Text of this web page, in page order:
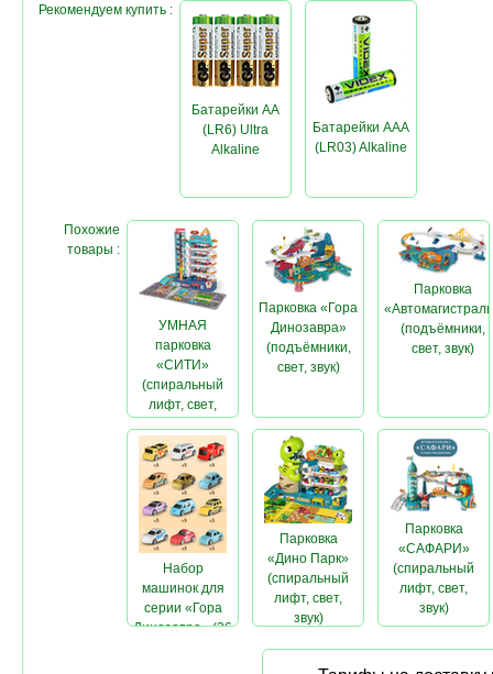
Рекомендуем купить :
Батарейки AA
(LR6) Ultra
Alkaline
Батарейки AAA
(LR03) Alkaline
Похожие
товары :
УМНАЯ
парковка
«СИТИ»
(спиральный
лифт, свет,
Парковка «Гора
Динозавра»
(подъёмники,
свет, звук)
Парковка
(подъёмники,
свет, звук)
Набор
машинок для
серии «Гора
Динозавра» (36
Парковка
«Дино Парк»
(спиральный
лифт, свет,
звук)
Парковка
«САФАРИ»
(спиральный
лифт, свет,
звук)